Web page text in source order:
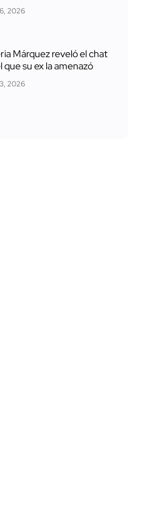
2026
Márquez reveló el chat
que su ex la amenazó
2026